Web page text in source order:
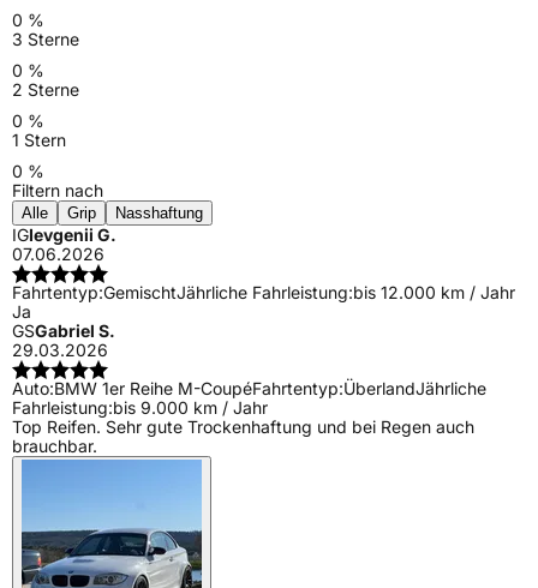
0 %
3 Sterne
0 %
2 Sterne
0 %
1 Stern
0 %
Filtern nach
Alle Grip Nasshaftung
IGIevgenii G.
07.06.2026
Fahrtentyp:GemischtJährliche Fahrleistung:bis 12.000 km / Jahr
Ja
GSGabriel S.
29.03.2026
Auto:BMW 1er Reihe M-CoupéFahrtentyp:ÜberlandJährliche
Fahrleistung:bis 9.000 km / Jahr
Top Reifen. Sehr gute Trockenhaftung und bei Regen auch
brauchbar.